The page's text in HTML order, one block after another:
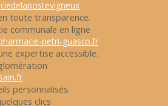
toute transparence.
communale en ligne
petri-guasco.fr
expertise accessible.
personnalisés.
clics